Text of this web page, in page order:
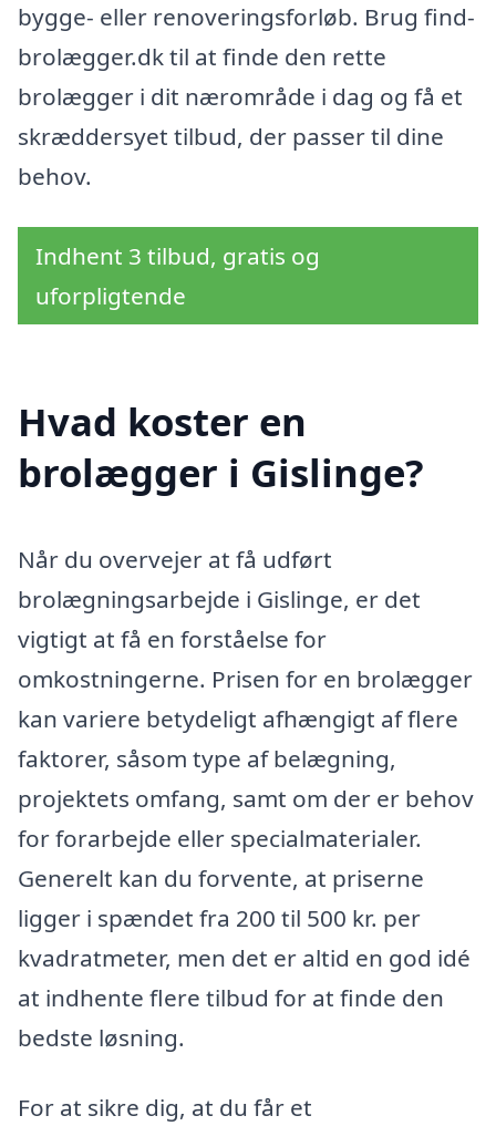
bygge- eller renoveringsforløb. Brug find-
brolægger.dk til at finde den rette
brolægger i dit nærområde i dag og få et
skræddersyet tilbud, der passer til dine
behov.
Indhent 3 tilbud, gratis og
uforpligtende
Hvad koster en
brolægger i Gislinge?
Når du overvejer at få udført
brolægningsarbejde i Gislinge, er det
vigtigt at få en forståelse for
omkostningerne. Prisen for en brolægger
kan variere betydeligt afhængigt af flere
faktorer, såsom type af belægning,
projektets omfang, samt om der er behov
for forarbejde eller specialmaterialer.
Generelt kan du forvente, at priserne
ligger i spændet fra 200 til 500 kr. per
kvadratmeter, men det er altid en god idé
at indhente flere tilbud for at finde den
bedste løsning.
For at sikre dig, at du får et